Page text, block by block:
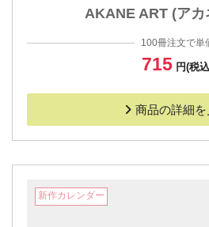
AKANE ART (アカ
100冊注文で単
715 円(税
商品の詳細を
新作カレンダー